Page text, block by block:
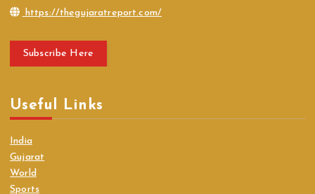
https://thegujaratreport.com/
Subscribe Here
Useful Links
India
Gujarat
World
Sports